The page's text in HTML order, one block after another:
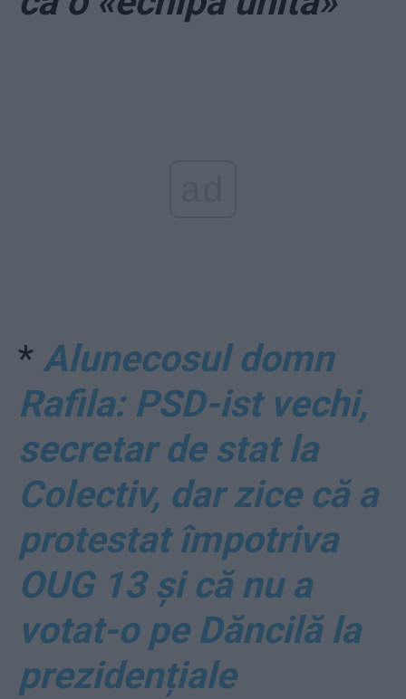
* Alunecosul domn
Rafila: PSD-ist vechi,
secretar de stat la
Colectiv, dar zice că a
protestat împotriva
OUG 13 și că nu a
votat-o pe Dăncilă la
prezidențiale